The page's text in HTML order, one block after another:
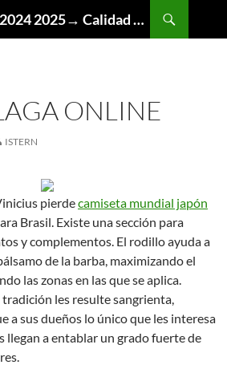
Camiseta Juventus 2024 2025→ Calidad Thai AAA
ONLINE
ISTERN
pierdecamiseta mundial japón
Brasil. Existe una sección para
y complementos. El rodillo ayuda a
de la barba, maximizando el
las zonas en las que se aplica.
les resulte sangrienta,
a sus dueños lo único que les interesa
llegan a entablar un grado fuerte de